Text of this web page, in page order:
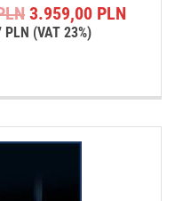
Pierwotna
cena
3.959,00 PLN
PLN (VAT 23%)